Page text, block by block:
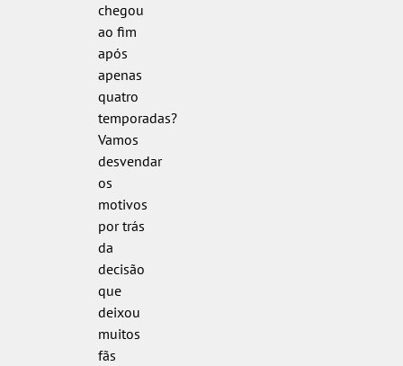
chegou
ao fim
após
apenas
quatro
temporadas?
Vamos
desvendar
os
motivos
por trás
da
decisão
que
deixou
muitos
fãs